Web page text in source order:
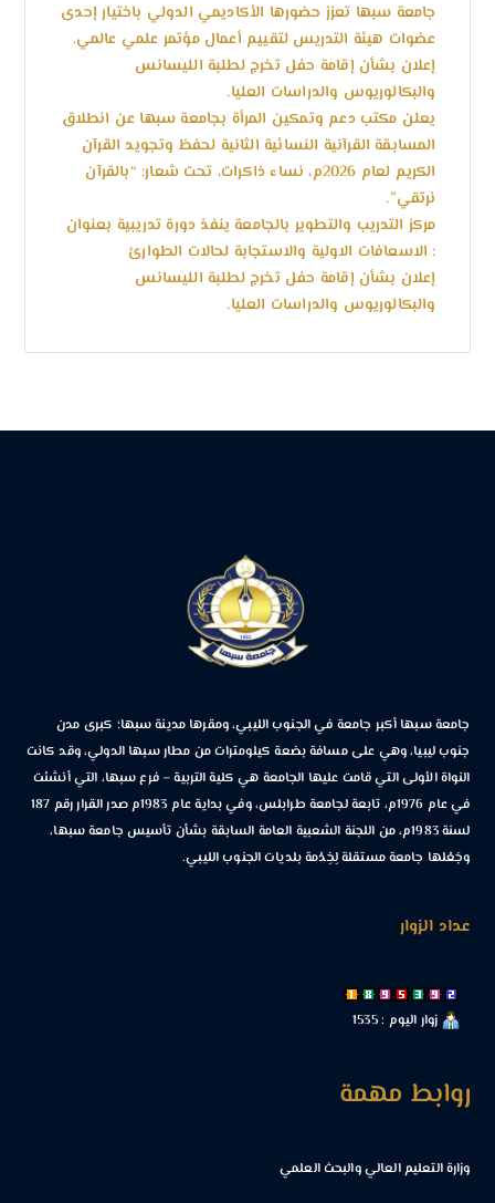
جامعة سبها تعزز حضورها الأكاديمي الدولي باختيار إحدى
عضوات هيئة التدريس لتقييم أعمال مؤتمر علمي عالمي.
إعلان بشأن إقامة حفل تخرج لطلبة الليسانس
والبكالوريوس والدراسات العليا.
يعلن مكتب دعم وتمكين المرأة بجامعة سبها عن انطلاق
المسابقة القرآنية النسائية الثانية لحفظ وتجويد القرآن
الكريم لعام 2026م، نساء ذاكرات، تحت شعار: “بالقرآن
نرتقي”.
مركز التدريب والتطوير بالجامعة ينفذ دورة تدريبية بعنوان
: الاسعافات الاولية والاستجابة لحالات الطوارئ
إعلان بشأن إقامة حفل تخرج لطلبة الليسانس
والبكالوريوس والدراسات العليا.
جامعة سبها أكبر جامعة في الجنوب الليبي، ومقرها مدينة سبها؛ كبرى مدن
جنوب ليبيا، وهي على مسافة بضعة كيلومترات من مطار سبها الدولي، وقد كانت
النواة الأولى التي قامت عليها الجامعة هي كلية التربية – فرع سبها، التي أنشئت
في عام 1976م، تابعة لجامعة طرابلس، وفي بداية عام 1983م صدر القرار رقم 187
لسنة 1983م، من اللجنة الشعبية العامة السابقة بشأن تأسيس جامعة سبها،
وجَعْلها جامعة مستقلة لِخِدْمة بلديات الجنوب الليبي.
عداد الزوار
زوار اليوم : 1535
روابط مهمة
وزارة التعليم العالي والبحث العلمي